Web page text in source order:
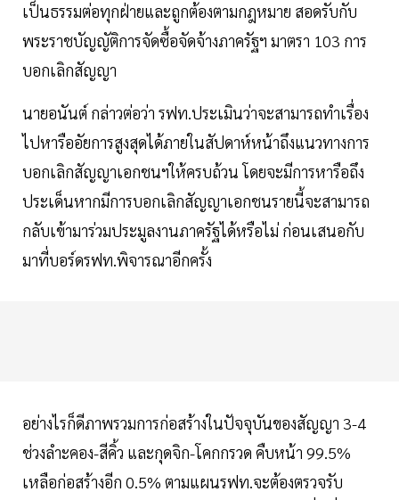
เป็นธรรมต่อทุกฝ่ายและถูกต้องตามกฎหมาย สอดรับกับ
พระราชบัญญัติการจัดซื้อจัดจ้างภาครัฐฯ มาตรา 103 การ
บอกเลิกสัญญา
นายอนันต์ กล่าวต่อว่า รฟท.ประเมินว่าจะสามารถทำเรื่อง
ไปหารืออัยการสูงสุดได้ภายในสัปดาห์หน้าถึงแนวทางการ
บอกเลิกสัญญาเอกชนฯให้ครบถ้วน โดยจะมีการหารือถึง
ประเด็นหากมีการบอกเลิกสัญญาเอกชนรายนี้จะสามารถ
กลับเข้ามาร่วมประมูลงานภาครัฐได้หรือไม่ ก่อนเสนอกับ
มาที่บอร์ดรฟท.พิจารณาอีกครั้ง
อย่างไรก็ดีภาพรวมการก่อสร้างในปัจจุบันของสัญญา 3-4
ช่วงลำะคอง-สีคิ้ว และกุดจิก-โคกกรวด คืบหน้า 99.5%
เหลือก่อสร้างอีก 0.5% ตามแผนรฟท.จะต้องตรวจรับ